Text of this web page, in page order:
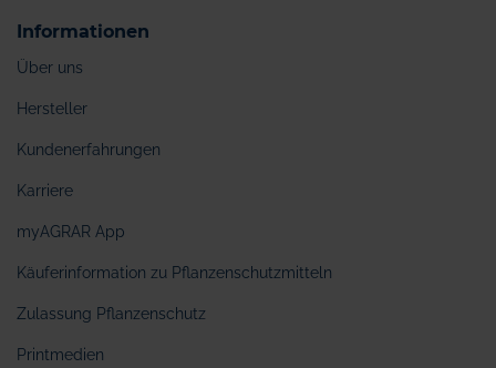
Informationen
Über uns
Hersteller
Kundenerfahrungen
Karriere
myAGRAR App
Käuferinformation zu Pflanzenschutzmitteln
Zulassung Pflanzenschutz
Printmedien